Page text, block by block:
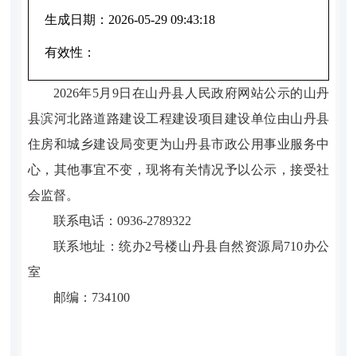
生成日期： 2026-05-29 09:43:18
有效性：
2026年5月9日在山丹县人民政府网站公示的山丹
县滨河北路道路建设工程建设项目建设单位由山丹县
住房和城乡建设局变更为山丹县市政公用事业服务中
心，其他事宜不变，现将有关情况予以公示，接受社
会监督。
联系电话： 0936-2789322
联系地址：统办2号楼山丹县自然资源局710办公
室
邮编： 734100